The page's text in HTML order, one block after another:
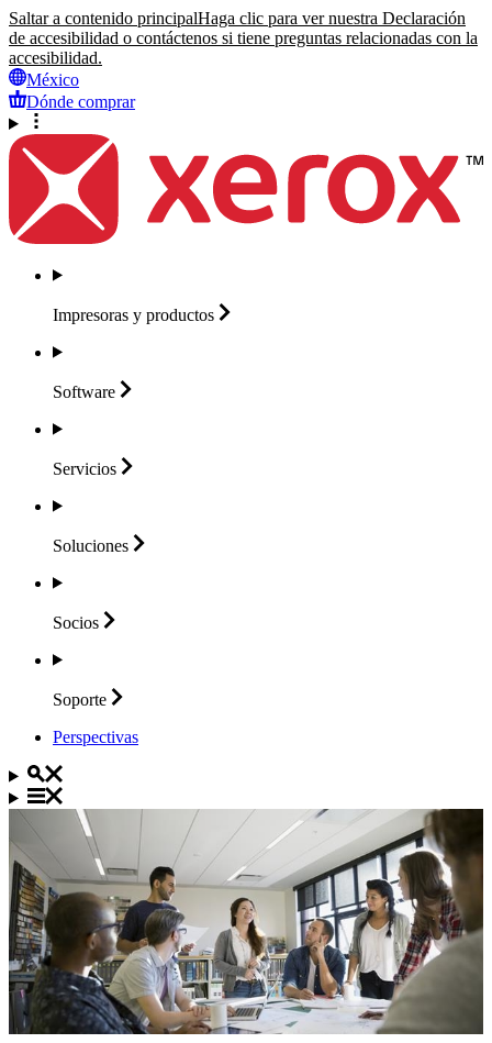
Saltar a contenido principalHaga clic para ver nuestra Declaración
de accesibilidad o contáctenos si tiene preguntas relacionadas con la
accesibilidad.
México
Dónde comprar
Impresoras y productos
Software
Servicios
Soluciones
Socios
Soporte
Perspectivas